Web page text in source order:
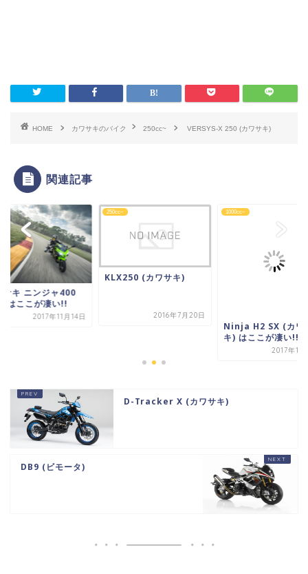
HOME カワサキのバイク 250cc~ VERSYS-X 250 (カワサキ)
関連記事
サキ ニンジャ400
はここが凄い!!
2017年11月14日
250cc~
KLX250 (カワサキ)
2016年7月20日
1000cc~
Ninja H2 SX (カワ
キ) はここが凄い!!
2017年11
D-Tracker X (カワサキ)
DB9 (ビモータ)